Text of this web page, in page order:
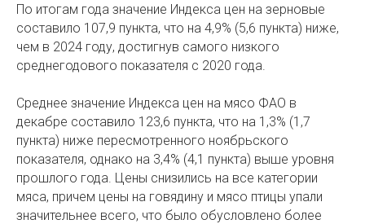
По итогам года значение Индекса цен на зерновые
составило 107,9 пункта, что на 4,9% (5,6 пункта) ниже,
чем в 2024 году, достигнув самого низкого
среднегодового показателя с 2020 года.
Среднее значение Индекса цен на мясо ФАО в
декабре составило 123,6 пункта, что на 1,3% (1,7
пункта) ниже пересмотренного ноябрьского
показателя, однако на 3,4% (4,1 пункта) выше уровня
прошлого года. Цены снизились на все категории
мяса, причем цены на говядину и мясо птицы упали
значительнее всего, что было обусловлено более